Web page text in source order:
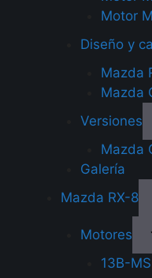
Motor
Diseño y
Mazda
Mazda
Versiones
Mazda
Galería
Mazda RX-8
Motores
13B-